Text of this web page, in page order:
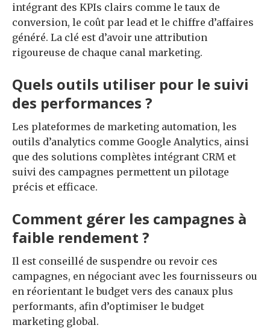
intégrant des KPIs clairs comme le taux de
conversion, le coût par lead et le chiffre d’affaires
généré. La clé est d’avoir une attribution
rigoureuse de chaque canal marketing.
Quels outils utiliser pour le suivi
des performances ?
Les plateformes de marketing automation, les
outils d’analytics comme Google Analytics, ainsi
que des solutions complètes intégrant CRM et
suivi des campagnes permettent un pilotage
précis et efficace.
Comment gérer les campagnes à
faible rendement ?
Il est conseillé de suspendre ou revoir ces
campagnes, en négociant avec les fournisseurs ou
en réorientant le budget vers des canaux plus
performants, afin d’optimiser le budget
marketing global.